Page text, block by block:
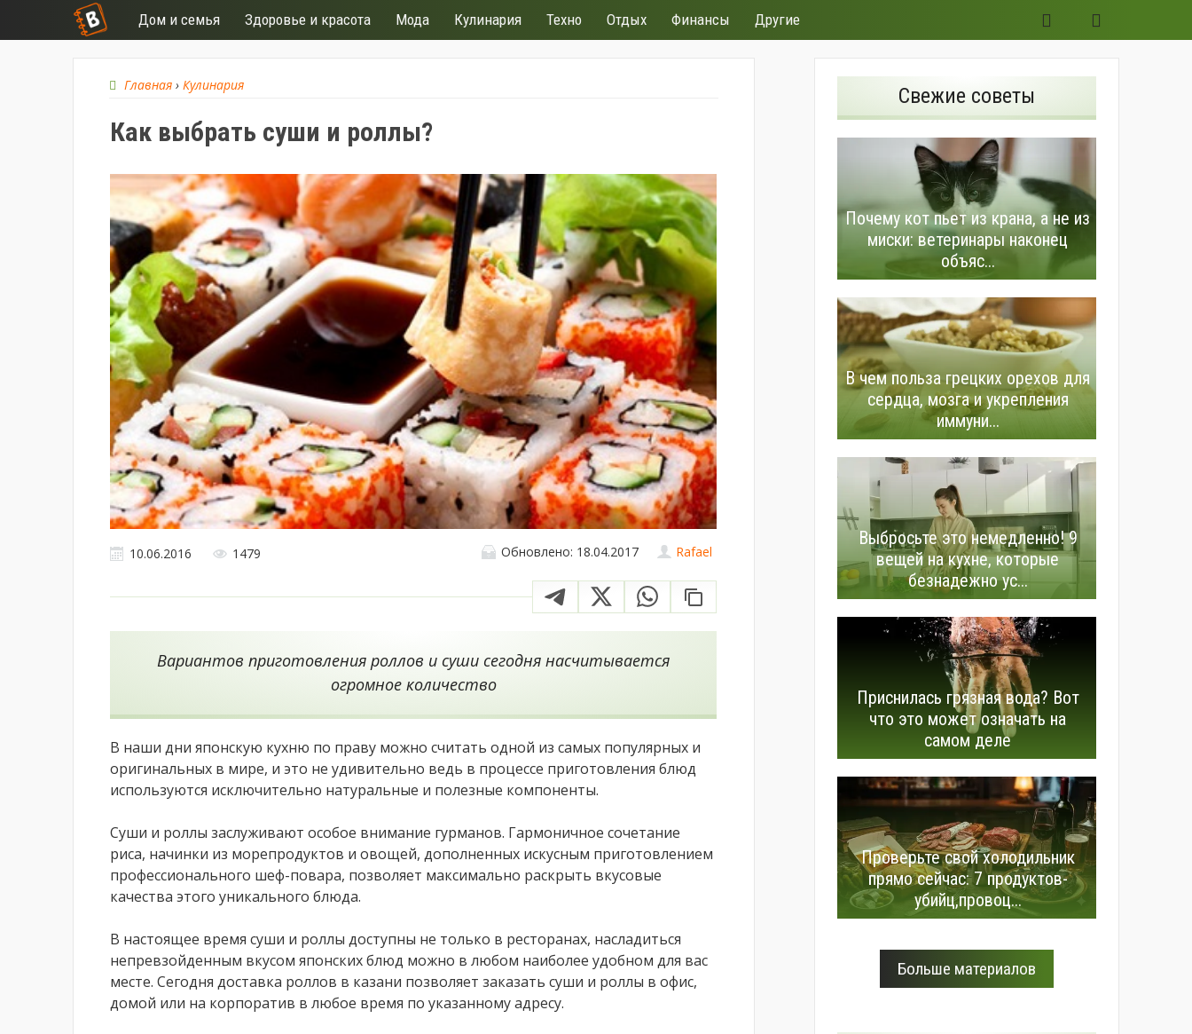
Дом и семья Здоровье и красота Мода Кулинария Техно Отдых Финансы Другие
Главная › Кулинария
Как выбрать суши и роллы?
Rafael
Обновлено: 18.04.2017
10.06.2016 1479
Вариантов приготовления роллов и суши сегодня насчитывается
огромное количество
В наши дни японскую кухню по праву можно считать одной из самых популярных и
оригинальных в мире, и это не удивительно ведь в процессе приготовления блюд
используются исключительно натуральные и полезные компоненты.
Суши и роллы заслуживают особое внимание гурманов. Гармоничное сочетание
риса, начинки из морепродуктов и овощей, дополненных искусным приготовлением
профессионального шеф-повара, позволяет максимально раскрыть вкусовые
качества этого уникального блюда.
В настоящее время суши и роллы доступны не только в ресторанах, насладиться
непревзойденным вкусом японских блюд можно в любом наиболее удобном для вас
месте. Сегодня доставка роллов в казани позволяет заказать суши и роллы в офис,
домой или на корпоратив в любое время по указанному адресу.
Свежие советы
Почему кот пьет из крана, а не из
миски: ветеринары наконец
объяс...
В чем польза грецких орехов для
сердца, мозга и укрепления
иммуни...
Выбросьте это немедленно! 9
вещей на кухне, которые
безнадежно ус...
Приснилась грязная вода? Вот
что это может означать на
самом деле
Проверьте свой холодильник
прямо сейчас: 7 продуктов-
убийц,провоц...
Больше материалов